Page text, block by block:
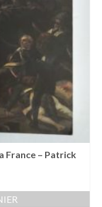
France – Patrick